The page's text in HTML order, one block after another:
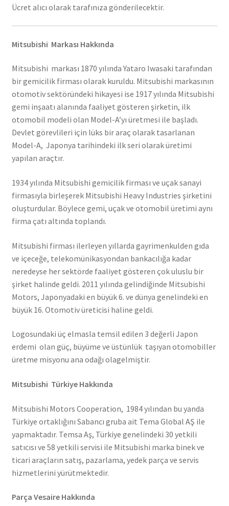
Ücret alıcı olarak tarafınıza gönderilecektir.
Mitsubishi Markası Hakkında
Mitsubishi markası 1870 yılında Yataro Iwasaki tarafından
bir gemicilik firması olarak kuruldu. Mitsubishi markasının
otomotiv sektöründeki hikayesi ise 1917 yılında Mitsubishi
gemi inşaatı alanında faaliyet gösteren şirketin, ilk
otomobil modeli olan Model-A’yı üretmesi ile başladı.
Devlet görevlileri için lüks bir araç olarak tasarlanan
Model-A, Japonya tarihindeki ilk seri olarak üretimi
yapılan araçtır.
1934 yılında Mitsubishi gemicilik firması ve uçak sanayi
firmasıyla birleşerek Mitsubishi Heavy Industries şirketini
oluşturdular. Böylece gemi, uçak ve otomobil üretimi aynı
firma çatı altında toplandı.
Mitsubishi firması ilerleyen yıllarda gayrimenkulden gıda
ve içeceğe, telekomünikasyondan bankacılığa kadar
neredeyse her sektörde faaliyet gösteren çok uluslu bir
şirket halinde geldi. 2011 yılında gelindiğinde Mitsubishi
Motors, Japonyadaki en büyük 6. ve dünya genelindeki en
büyük 16. Otomotiv üreticisi haline geldi.
Logosundaki üç elmasla temsil edilen 3 değerli Japon
erdemi olan güç, büyüme ve üstünlük taşıyan otomobiller
üretme misyonu ana odağı olagelmiştir.
Mitsubishi Türkiye Hakkında
Mitsubishi Motors Cooperation, 1984 yılından bu yanda
Türkiye ortaklığını Sabancı gruba ait Tema Global AŞ ile
yapmaktadır. Temsa Aş, Türkiye genelindeki 30 yetkili
satıcısı ve 58 yetkili servisi ile Mitsubishi marka binek ve
ticari araçların satış, pazarlama, yedek parça ve servis
hizmetlerini yürütmektedir.
Parça Vesaire Hakkında